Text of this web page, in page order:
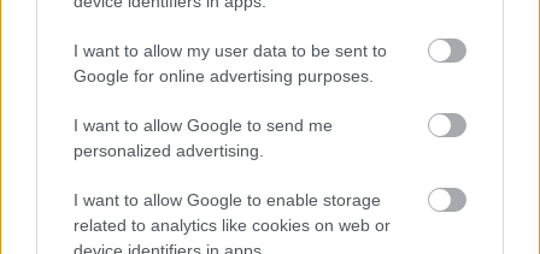
I want to allow my user data to be sent to
Google for online advertising purposes.
I want to allow Google to send me
personalized advertising.
I want to allow Google to enable storage
related to analytics like cookies on web or
Πιστοποίηση Υπολογιστών σε 2
μέρες
Μάθε πρώτος όλες τις σημαντικές
ειδήσεις.
Βάλε το proson.gr στα αποτελέσματα